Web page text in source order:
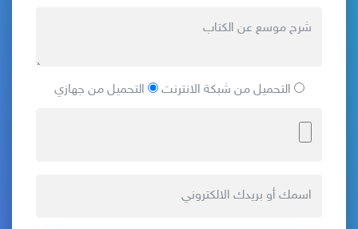
التحميل من شبكة الانترنت التحميل من جهازي